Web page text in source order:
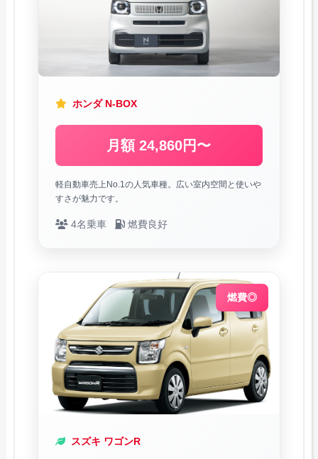
ホンダ N-BOX
月額 24,860円〜
軽自動車売上No.1の人気車種。広い室内空間と使いや
すさが魅力です。
4名乗車 燃費良好
燃費◎
スズキ ワゴンR